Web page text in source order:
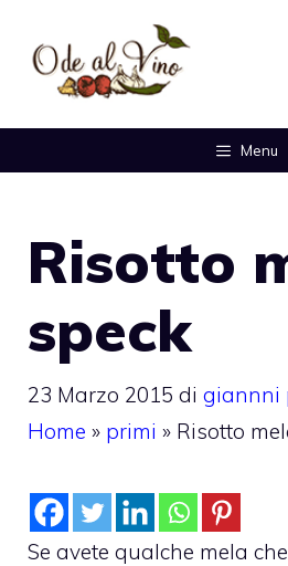
contenuto
Menu
Risotto
speck
23 Marzo 2015 di giannni
Home » primi » Risotto
Se avete qualche mela